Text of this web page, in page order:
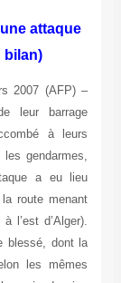
attaque
bilan)
2007 (AFP) –
leur barrage
à leurs
gendarmes,
a eu lieu
route menant
l’est d’Alger).
blessé, dont la
les mêmes